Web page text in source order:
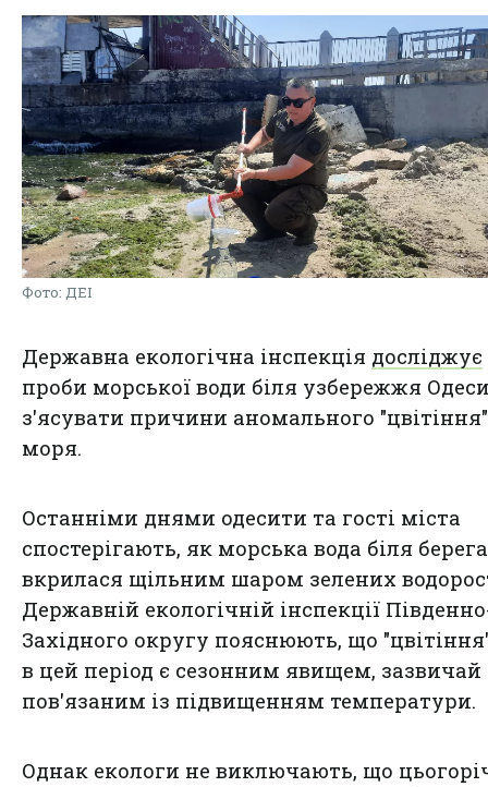
Фото: ДЕІ
Державна екологічна інспекція досліджує
проби морської води біля узбережжя
з'ясувати причини аномального "цвітіння"
моря.
Останніми днями одесити та гості міста
спостерігають, як морська вода біля берега
вкрилася щільним шаром зелених
Державній екологічній інспекції
Західного округу пояснюють, що
в цей період є сезонним явищем, зазвичай
пов'язаним із підвищенням температури.
Однак екологи не виключають, що